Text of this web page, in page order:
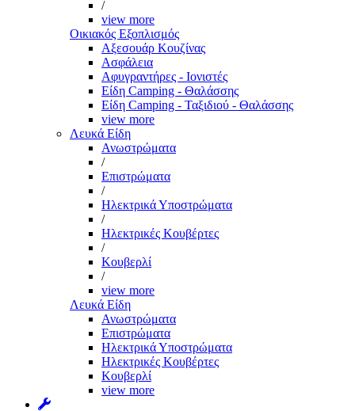
/
view more
Οικιακός Εξοπλισμός
Αξεσουάρ Κουζίνας
Ασφάλεια
Αφυγραντήρες - Ιονιστές
Είδη Camping - Θαλάσσης
Είδη Camping - Ταξιδιού - Θαλάσσης
view more
Λευκά Είδη
Ανωστρώματα
/
Επιστρώματα
/
Ηλεκτρικά Υποστρώματα
/
Ηλεκτρικές Κουβέρτες
/
Κουβερλί
/
view more
Λευκά Είδη
Ανωστρώματα
Επιστρώματα
Ηλεκτρικά Υποστρώματα
Ηλεκτρικές Κουβέρτες
Κουβερλί
view more